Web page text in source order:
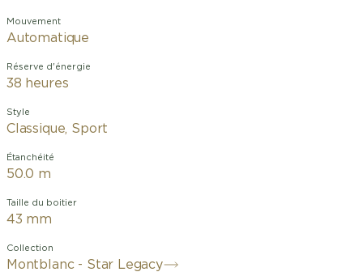
Mouvement
Automatique
Réserve d'énergie
38 heures
Style
Classique, Sport
Étanchéité
50.0 m
Taille du boitier
43 mm
Collection
Montblanc - Star Legacy